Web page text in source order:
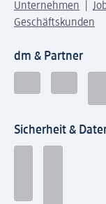
Unternehmen
Geschäftskunden
dm & Partner
Sicherheit &